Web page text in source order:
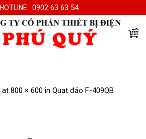
HOTLINE 0902 63 63 54
at 800 × 600 in Quạt đảo F-409QB